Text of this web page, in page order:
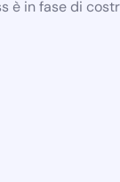
è in fase di